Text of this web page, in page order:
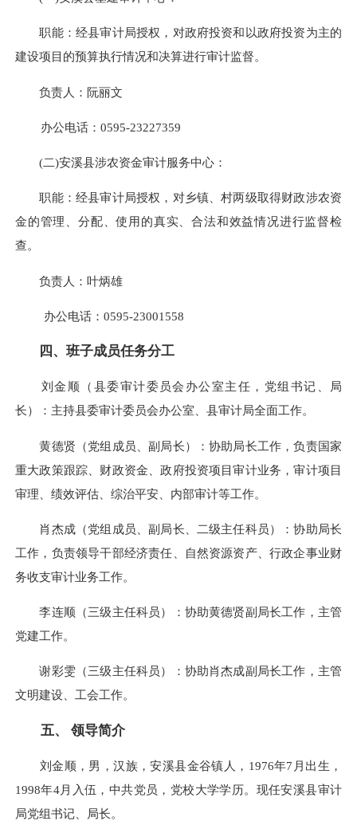
职能：经县审计局授权，对政府投资和以政府投资为主的
建设项目的预算执行情况和决算进行审计监督。
负责人：阮丽文
办公电话：0595-23227359
(二)安溪县涉农资金审计服务中心：
职能：经县审计局授权，对乡镇、村两级取得财政涉农资
金的管理、分配、使用的真实、合法和效益情况进行监督检
查。
负责人：叶炳雄
办公电话：0595-23001558
四、班子成员任务分工
刘金顺（县委审计委员会办公室主任，党组书记、局
长）：主持县委审计委员会办公室、县审计局全面工作。
黄德贤（党组成员、副局长）：协助局长工作，负责国家
重大政策跟踪、财政资金、政府投资项目审计业务，审计项目
审理、绩效评估、综治平安、内部审计等工作。
肖杰成（党组成员、副局长、二级主任科员）：协助局长
工作，负责领导干部经济责任、自然资源资产、行政企事业财
务收支审计业务工作。
李连顺（三级主任科员）：协助黄德贤副局长工作，主管
党建工作。
谢彩雯（三级主任科员）：协助肖杰成副局长工作，主管
文明建设、工会工作。
五、 领导简介
刘金顺，男，汉族，安溪县金谷镇人，1976年7月出生，
1998年4月入伍，中共党员，党校大学学历。现任安溪县审计
局党组书记、局长。